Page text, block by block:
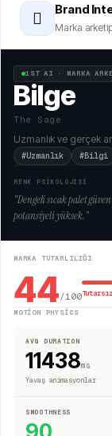
🫆 Brand
Marka
1ST AI · MARKA
Bilge
The Sage
Uzmanlık ve gerçek
#Uzmanlık #Bilgi
RENK PSİKOLOJİSİ
"Dengeli sıcak palet
potansiyeli yüksek."
MARKA TUTARLILIĞI
44/100Tutarsız
MOTION PHYSICS
AVG DURATION
11438ms
Yavaş animasyonlar
SMOOTHNESS